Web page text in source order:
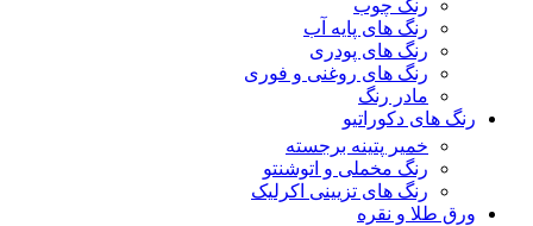
رنگ چوب
رنگ‌ های پایه آب
رنگ های پودری
رنگ‌ های روغنی و فوری
مادر رنگ
رنگ های دکوراتیو
خمیر پتینه برجسته
رنگ مخملی و اتوشنتو
رنگ های تزیینی اکرلیک
ورق طلا و نقره